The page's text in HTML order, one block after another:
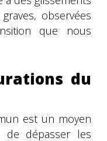
observées
que nous
du
est un moyen
de dépasser les